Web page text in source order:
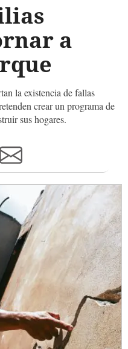
a
la existencia de fallas
crear un programa de
sus hogares.